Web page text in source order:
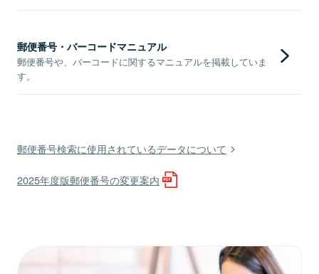
郵便番号・バーコードマニュアル
郵便番号や、バーコードに関するマニュアルを掲載していま
す。
郵便番号検索に使用されているデータについて
2025年度版郵便番号の変更案内